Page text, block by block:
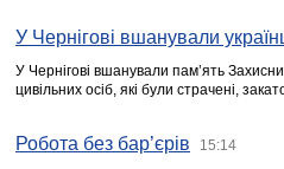
У Чернігові вшанували
У Чернігові вшанували пам’ять
цивільних осіб, які були страчені,
Робота без бар’єрів 15:14